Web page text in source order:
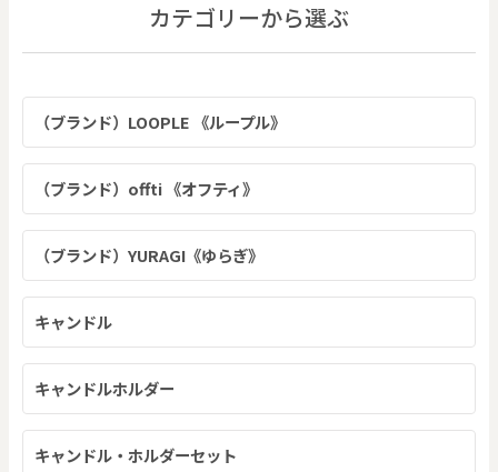
カテゴリーから選ぶ
（ブランド）LOOPLE 《ループル》
（ブランド）offti 《オフティ》
（ブランド）YURAGI《ゆらぎ》
キャンドル
キャンドルホルダー
キャンドル・ホルダーセット